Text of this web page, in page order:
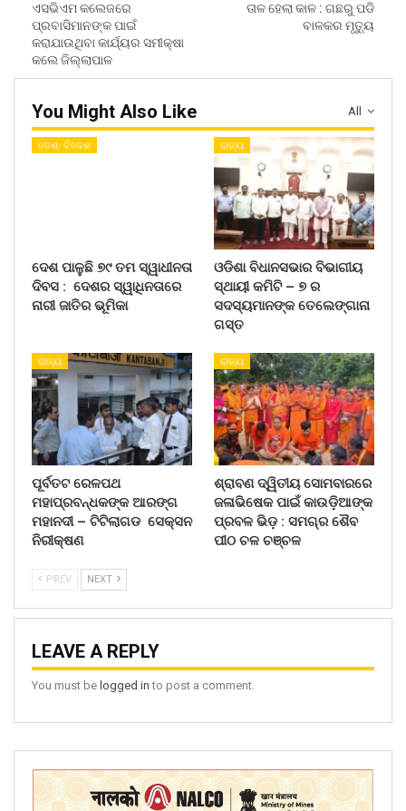
ଏସଭିଏମ କଲେଜରେ
ପ୍ରବାସିମାନଙ୍କ ପାଇଁ
କରାଯାଉଥିବା କାର୍ଯ୍ୟର ସମୀକ୍ଷା
କଲେ ଜିଲ୍ଲାପାଳ
ତାଳ ହେଲା କାଳ : ଗଛରୁ ପଡି
ବାଳକର ମୃତ୍ୟୁ
All
You Might Also Like
ଦେଶ- ବିଦେଶ
ଦେଶ ପାଳୁଛି ୭୯ ତମ ସ୍ୱାଧୀନତା
ଦିବସ : ଦେଶର ସ୍ୱାଧିନତାରେ
ନାରୀ ଜାତିର ଭୂମିକା
ରାଜ୍ୟ
ଓଡିଶା ବିଧାନସଭାର ବିଭାଗୀୟ
ସ୍ଥାୟୀ କମିଟି – ୭ ର
ସଦସ୍ୟମାନଙ୍କ ତେଲେଙ୍ଗାନା
ଗସ୍ତ
ରାଜ୍ୟ
ପୂର୍ବତଟ ରେଳପଥ
ମହାପ୍ରବନ୍ଧକଙ୍କ ଆରଙ୍ଗ
ମହାନଦୀ – ଟିଟିଲାଗଡ ସେକ୍ସନ
ନିରୀକ୍ଷଣ
ରାଜ୍ୟ
ଶ୍ରାବଣ ଦ୍ୱିତୀୟ ସୋମବାରରେ
ଜଳାଭିଷେକ ପାଇଁ କାଉଡ଼ିଆଙ୍କ
ପ୍ରବଳ ଭିଡ଼ : ସମଗ୍ର ଶୈବ
ପୀଠ ଚଳ ଚଞ୍ଚଳ
PREV NEXT
LEAVE A REPLY
You must be logged in to post a comment.